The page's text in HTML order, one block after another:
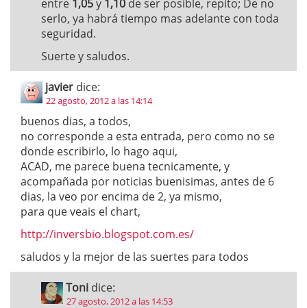
entre 1,05y 1,10 de ser posible, repito; De no
serlo, ya habrá tiempo mas adelante con toda
seguridad.
Suerte y saludos.
javier dice:
22 agosto, 2012 a las 14:14
buenos dias, a todos,
no corresponde a esta entrada, pero como no se
donde escribirlo, lo hago aqui,
ACAD, me parece buena tecnicamente, y
acompañada por noticias buenisimas, antes de 6
dias, la veo por encima de 2, ya mismo,
para que veais el chart,
http://inversbio.blogspot.com.es/
saludos y la mejor de las suertes para todos
Toni dice:
27 agosto, 2012 a las 14:53